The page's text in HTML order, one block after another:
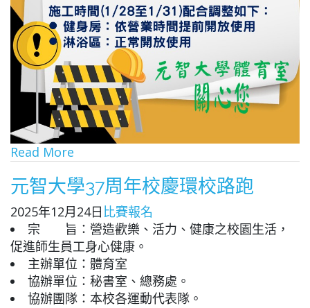
Read More
元智大學37周年校慶環校路跑
2025年12月24日 比賽報名
宗 旨：營造歡樂、活力、健康之校園生活，
促進師生員工身心健康。
主辦單位：體育室
協辦單位：秘書室、總務處。
協辦團隊：本校各運動代表隊。